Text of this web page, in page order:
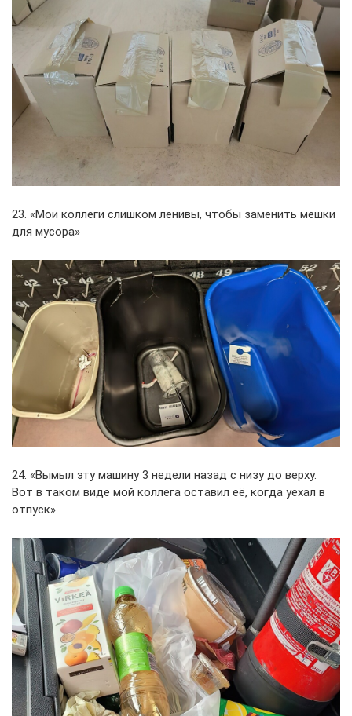
23. «Мои коллеги слишком ленивы, чтобы заменить мешки
для мусора»
24. «Вымыл эту машину 3 недели назад с низу до верху.
Вот в таком виде мой коллега оставил её, когда уехал в
отпуск»